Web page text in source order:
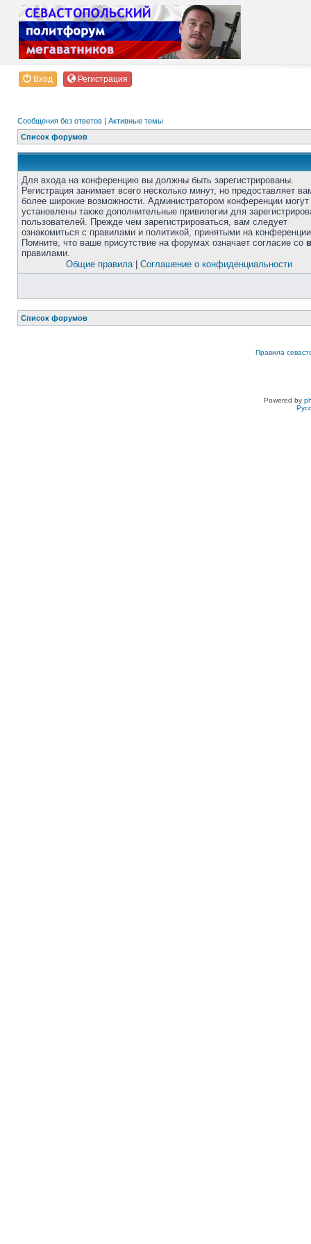
Вход Регистрация
Сообщения без ответов | Активные темы
Список форумов
Для входа на конференцию вы должны быть зарегистрированы.
Регистрация занимает всего несколько минут, но предоставляет
более широкие возможности. Администратором конференции
установлены также дополнительные привилегии для
пользователей. Прежде чем зарегистрироваться, вам следует
ознакомиться с правилами и политикой, принятыми на
Помните, что ваше присутствие на форумах означает согласие со
правилами.
Общие правила| Соглашение о конфиденциальности
Список форумов
Правила
Powered by